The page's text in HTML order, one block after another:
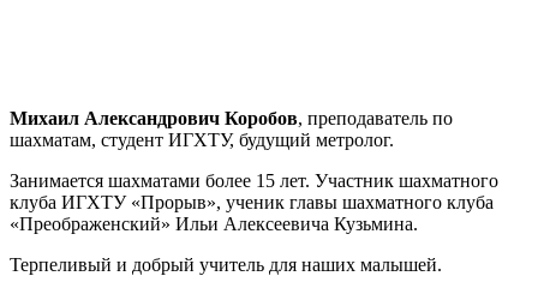
Михаил Александрович Коробов, преподаватель по
шахматам, студент ИГХТУ, будущий метролог.
Занимается шахматами более 15 лет. Участник шахматного
клуба ИГХТУ «Прорыв», ученик главы шахматного клуба
«Преображенский» Ильи Алексеевича Кузьмина.
Терпеливый и добрый учитель для наших малышей.